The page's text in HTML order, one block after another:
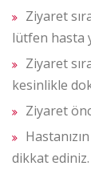
Ziyaret
lütfen hasta
Ziyaret
kesinlikle
Ziyaret
dikkat ediniz.